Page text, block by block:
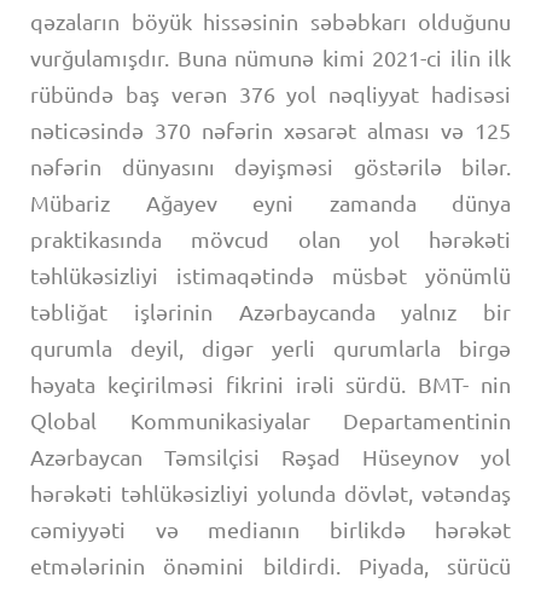
qəzaların böyük hissəsinin səbəbkarı olduğunu
vurğulamışdır. Buna nümunə kimi 2021-ci ilin ilk
rübündə baş verən 376 yol nəqliyyat hadisəsi
nəticəsində 370 nəfərin xəsarət alması və 125
nəfərin dünyasını dəyişməsi göstərilə bilər.
Mübariz Ağayev eyni zamanda dünya
praktikasında mövcud olan yol hərəkəti
təhlükəsizliyi istimaqətində müsbət yönümlü
təbliğat işlərinin Azərbaycanda yalnız bir
qurumla deyil, digər yerli qurumlarla birgə
həyata keçirilməsi fikrini irəli sürdü. BMT- nin
Qlobal Kommunikasiyalar Departamentinin
Azərbaycan Təmsilçisi Rəşad Hüseynov yol
hərəkəti təhlükəsizliyi yolunda dövlət, vətəndaş
cəmiyyəti və medianın birlikdə hərəkət
etmələrinin önəmini bildirdi. Piyada, sürücü